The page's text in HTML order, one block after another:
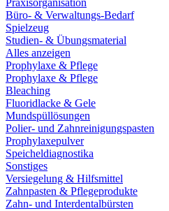
Praxisorganisation
Büro- & Verwaltungs-Bedarf
Spielzeug
Studien- & Übungsmaterial
Alles anzeigen
Prophylaxe & Pflege
Prophylaxe & Pflege
Bleaching
Fluoridlacke & Gele
Mundspüllösungen
Polier- und Zahnreinigungspasten
Prophylaxepulver
Speicheldiagnostika
Sonstiges
Versiegelung & Hilfsmittel
Zahnpasten & Pflegeprodukte
Zahn- und Interdentalbürsten